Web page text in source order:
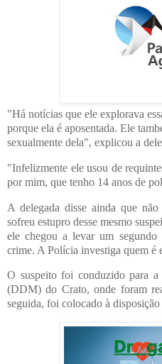
"Há notícias que ele explorava
porque ela é aposentada. Ele
sexualmente dela", explicou a
"Infelizmente ele usou de
por mim, que tenho 14 anos de
A delegada disse ainda que
sofreu estupro desse mesmo
ele chegou a levar um segundo
crime. A Polícia investiga quem é
O suspeito foi conduzido para
(DDM) do Crato, onde foram
seguida, foi colocado à disposição